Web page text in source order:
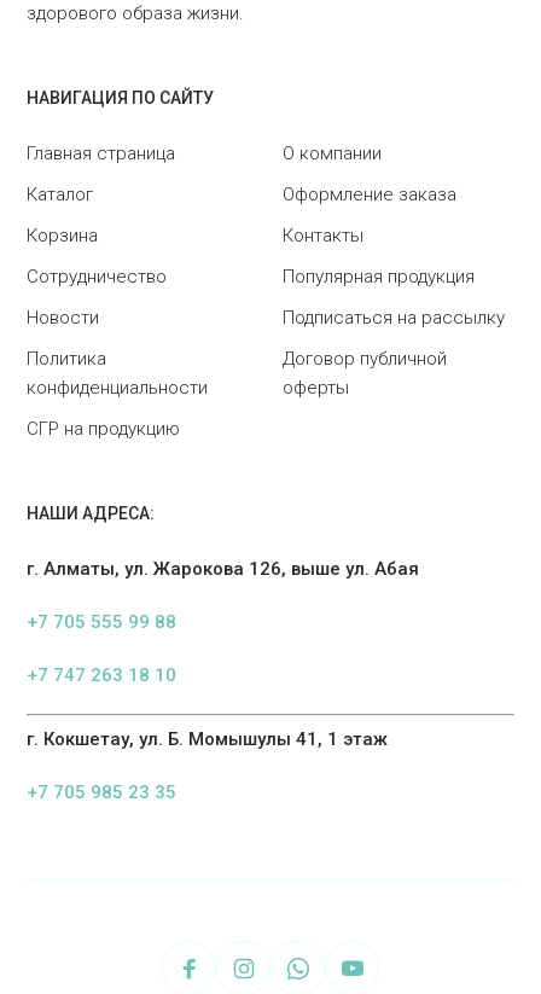
здорового образа жизни.
НАВИГАЦИЯ ПО САЙТУ
Главная страница
О компании
Каталог
Оформление заказа
Корзина
Контакты
Сотрудничество
Популярная продукция
Новости
Подписаться на рассылку
Политика
конфиденциальности
Договор публичной
оферты
СГР на продукцию
НАШИ АДРЕСА:
г. Алматы, ул. Жарокова 126, выше ул. Абая
+7 705 555 99 88
+7 747 263 18 10
г. Кокшетау, ул. Б. Момышулы 41, 1 этаж
+7 705 985 23 35